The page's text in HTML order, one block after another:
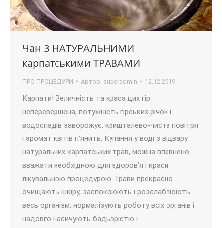
Чан З НАТУРАЛЬНИМИ
карпатськими ТРАВАМИ
ПРО ПРОЦЕДУРИ Автор: superadmin 12.12.2019
Карпати! Величність та краса цих гір
неперевершена, потужність гірських річок і
водоспадів заворожує, кришталево-чисте повітря
і аромат квітів п’янить. Купання у воді з відвару
натуральних карпатських трав, можна впевнено
вважати необхідною для здоров’я і краси
лікувальною процедурою. Трави прекрасно
очищають шкіру, заспокоюють і розслаблюють
весь організм, нормалізують роботу всіх органів і
надовго насичують бадьорістю і…